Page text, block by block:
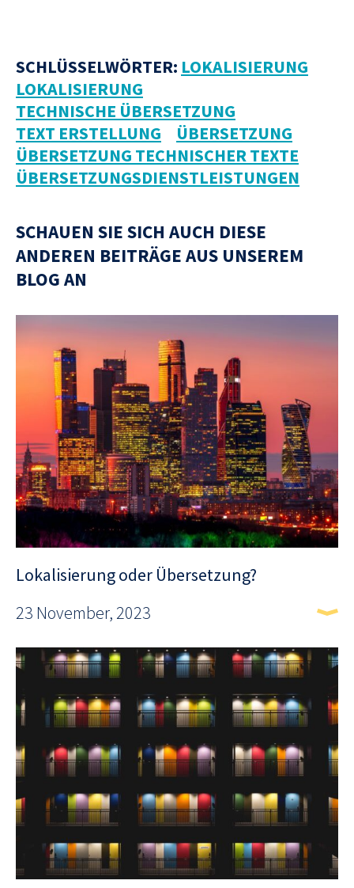
SCHLÜSSELWÖRTER: LOKALISIERUNG
LOKALISIERUNG
TECHNISCHE ÜBERSETZUNG
TEXT ERSTELLUNG
ÜBERSETZUNG
ÜBERSETZUNG TECHNISCHER TEXTE
ÜBERSETZUNGSDIENSTLEISTUNGEN
SCHAUEN SIE SICH AUCH DIESE
ANDEREN BEITRÄGE AUS UNSEREM
BLOG AN
Lokalisierung oder Übersetzung?
23 November, 2023